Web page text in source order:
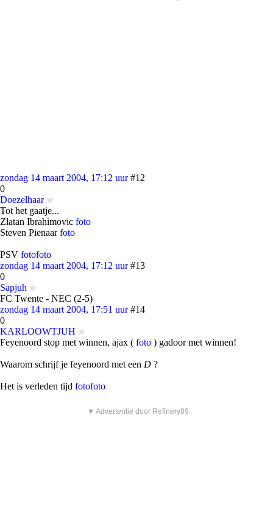
zondag 14 maart 2004, 17:12 uur #12
0
Doezelhaar
Tot het gaatje...
Zlatan Ibrahimovic foto
Steven Pienaarfoto
PSV fotofoto
zondag 14 maart 2004, 17:12 uur #13
0
Sapjuh
FC Twente - NEC (2-5)
zondag 14 maart 2004, 17:51 uur #14
0
KARLOOWTJUH
Feyenoord stop met winnen, ajax ( foto ) gadoor met winnen!
Waarom schrijf je feyenoord met een D ?
Het is verleden tijd fotofoto
▼ Advertentie door Refinery89